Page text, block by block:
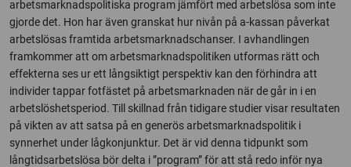
arbetsmarknadspolitiska program jämfört med arbetslösa som inte
gjorde det. Hon har även granskat hur nivån på a-kassan påverkat
arbetslösas framtida arbetsmarknadschanser. I avhandlingen
framkommer att om arbetsmarknadspolitiken utformas rätt och
effekterna ses ur ett långsiktigt perspektiv kan den förhindra att
individer tappar fotfästet på arbetsmarknaden när de går in i en
arbetslöshetsperiod. Till skillnad från tidigare studier visar resultaten
på vikten av att satsa på en generös arbetsmarknadspolitik i
synnerhet under lågkonjunktur. Det är vid denna tidpunkt som
långtidsarbetslösa bör delta i ”program” för att stå redo inför nya